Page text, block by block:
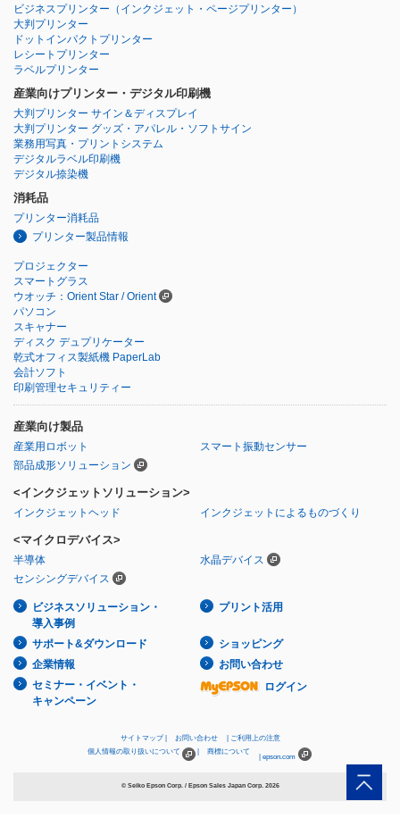
ビジネスプリンター （インクジェット・ページプリンター）
大判プリンター
ドットインパクトプリンター
レシートプリンター
ラベルプリンター
産業向けプリンター・デジタル印刷機
大判プリンター サイン＆ディスプレイ
大判プリンター グッズ・アパレル・ソフトサイン
業務用写真・プリントシステム
デジタルラベル印刷機
デジタル捺染機
消耗品
プリンター消耗品
プリンター製品情報
プロジェクター
スマートグラス
ウオッチ：Orient Star / Orient
パソコン
スキャナー
ディスク デュプリケーター
乾式オフィス製紙機 PaperLab
会計ソフト
印刷管理セキュリティー
産業向け製品
産業用ロボット
スマート振動センサー
部品成形ソリューション
<インクジェットソリューション>
インクジェットヘッド インクジェットによるものづくり
<マイクロデバイス>
半導体
水晶デバイス
センシングデバイス
ビジネスソリューション・
導入事例
プリント活用
サポート&ダウンロード
ショッピング
企業情報
お問い合わせ
セミナー・イベント・
キャンペーン
ログイン
サイトマップ お問い合わせ
ご利用上の注意
個人情報の取り扱いについて
商標について
epson.com
© Seiko Epson Corp. / Epson Sales Japan Corp. 2026